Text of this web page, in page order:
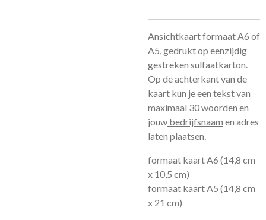
Ansichtkaart formaat A6 of
A5, gedrukt op eenzijdig
gestreken sulfaatkarton.
Op de achterkant van de
kaart kun je een tekst van
maximaal 30woorden en
jouw bedrijfsnaam en adres
laten plaatsen.
formaat kaart A6 (14,8 cm
x 10,5 cm)
formaat kaart A5 (14,8 cm
x 21 cm)